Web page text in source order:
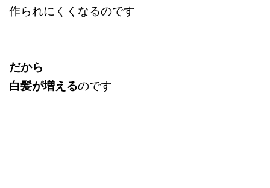
作られにくくなるのです
だから
白髪が増えるのです